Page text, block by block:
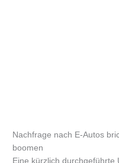
Nachfrage nach E-Autos
boomen
Eine kürzlich durchgeführte